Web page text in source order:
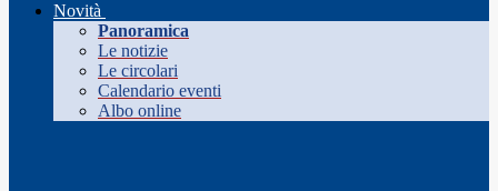
Novità
Panoramica
Le notizie
Le circolari
Calendario eventi
Albo online